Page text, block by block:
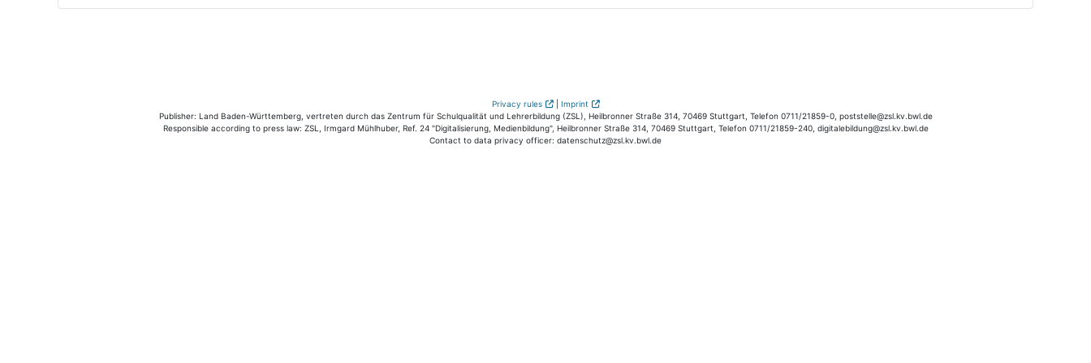
Privacy rules | Imprint
Publisher: Land Baden-Württemberg, vertreten durch das Zentrum für Schulqualität und Lehrerbildung (ZSL), Heilbronner Straße 314, 70469 Stuttgart, Telefon 0711/21859-0, poststelle@zsl.kv.bwl.de
Responsible according to press law: ZSL, Irmgard Mühlhuber, Ref. 24 "Digitalisierung, Medienbildung", Heilbronner Straße 314, 70469 Stuttgart, Telefon 0711/21859-240, digitalebildung@zsl.kv.bwl.de
Contact to data privacy officer: datenschutz@zsl.kv.bwl.de